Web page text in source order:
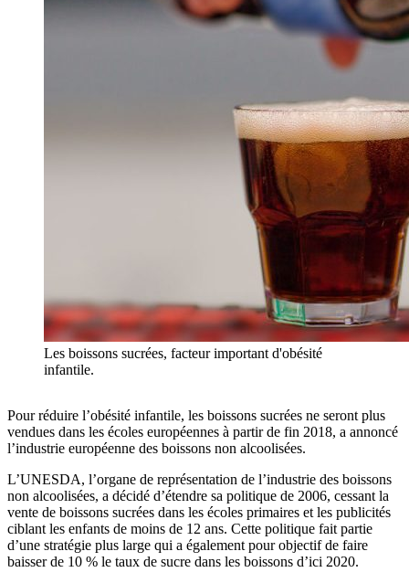
Les boissons sucrées, facteur important d'obésité
infantile.
Pour réduire l’obésité infantile, les boissons sucrées ne seront plus
vendues dans les écoles européennes à partir de fin 2018, a annoncé
l’industrie européenne des boissons non alcoolisées.
L’UNESDA, l’organe de représentation de l’industrie des boissons
non alcoolisées, a décidé d’étendre sa politique de 2006, cessant la
vente de boissons sucrées dans les écoles primaires et les publicités
ciblant les enfants de moins de 12 ans. Cette politique fait partie
d’une stratégie plus large qui a également pour objectif de faire
baisser de 10 % le taux de sucre dans les boissons d’ici 2020.